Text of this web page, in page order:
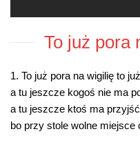
To już pora
1. To już pora na wigilię to
a tu jeszcze kogoś nie ma
a tu jeszcze ktoś ma przyjść
bo przy stole wolne miejsce